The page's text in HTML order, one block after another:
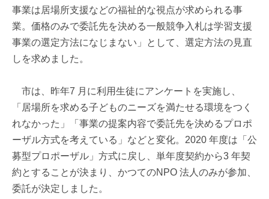
事業は居場所支援などの福祉的な視点が求められる事
業。価格のみで委託先を決める一般競争入札は学習支援
事業の選定方法になじまない」として、選定方法の見直
しを求めました。
市は、昨年7 月に利用生徒にアンケートを実施し、
「居場所を求める子どものニーズを満たせる環境をつく
れなかった」「事業の提案内容で委託先を決めるプロポ
ーザル方式を考えている」などと変化。2020 年度は「公
募型プロポーザル」方式に戻し、単年度契約から3 年契
約とすることが決まり、かつてのNPO 法人のみが参加、
委託が決定しました。